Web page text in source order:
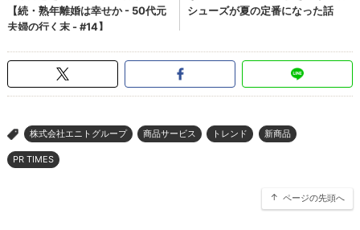
> 株式会社エニトグループ 商品サービス トレンド 新商品
PR TIMES
ページの先頭へ